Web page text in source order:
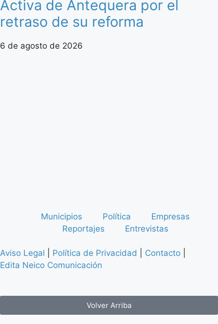
Activa de Antequera por el
retraso de su reforma
6 de agosto de 2026
Municipios Política
Empresas
Reportajes
Entrevistas
Aviso Legal Política de Privacidad Contacto
Edita Neico Comunicación
Volver Arriba